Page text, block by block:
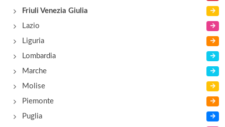
Friuli Venezia Giulia
Lazio
Liguria
Lombardia
Marche
Molise
Piemonte
Puglia